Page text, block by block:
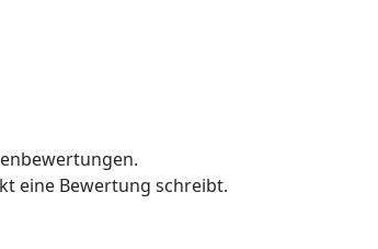
eine Bewertung schreibt.